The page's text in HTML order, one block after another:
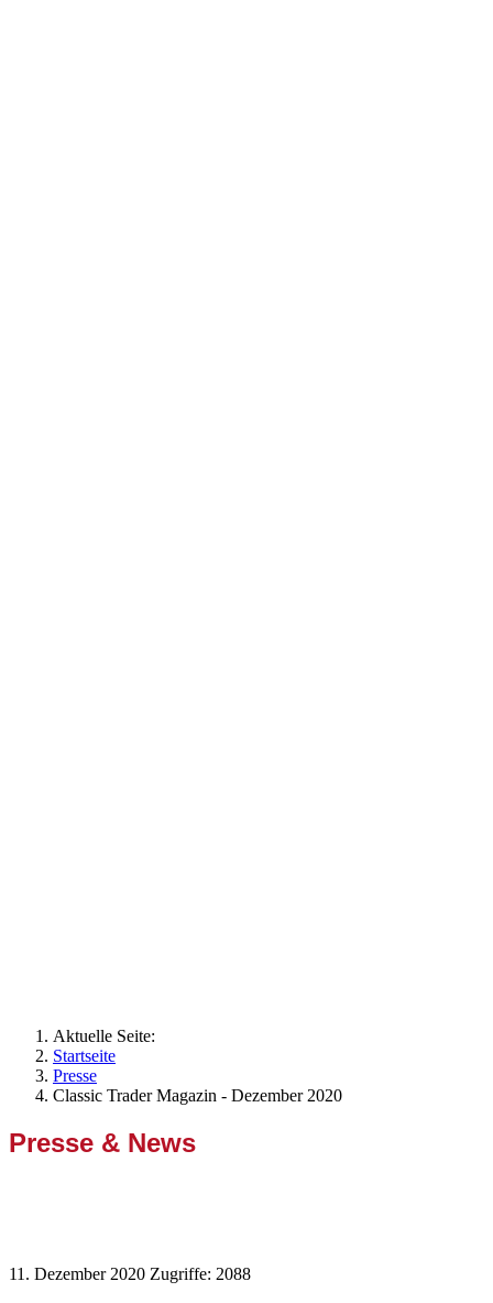
Aktuelle Seite:
Startseite
Presse
Classic Trader Magazin - Dezember 2020
Presse & News
11. Dezember 2020 Zugriffe: 2088